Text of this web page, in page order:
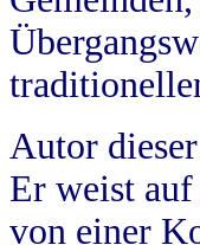
Autor
Er weist
von einer